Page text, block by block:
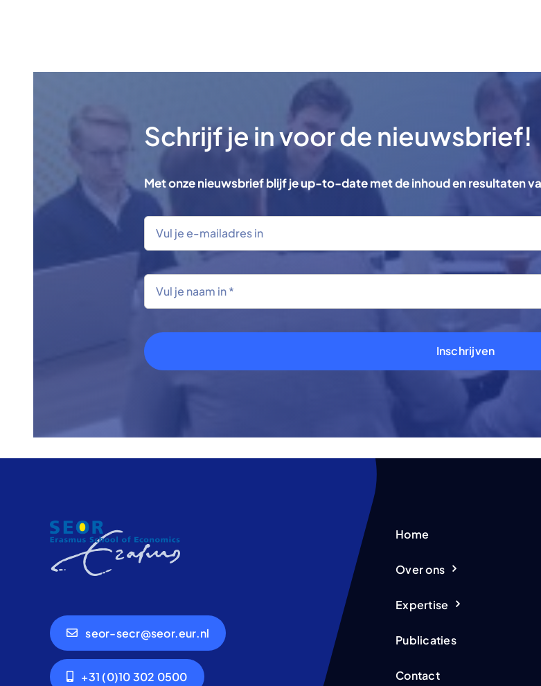
Schrijf je in voor de nieuwsbrief!
Met onze nieuwsbrief blijf je up-to-date met de inhoud en resultaten
Inschrijven
seor-secr@seor.eur.nl
+31 (0)10 302 0500
Home
Over ons
Expertise
Publicaties
Contact